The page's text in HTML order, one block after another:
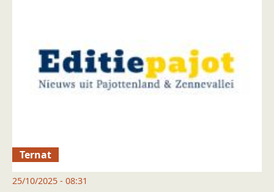
Ternat
25/10/2025 - 08:31